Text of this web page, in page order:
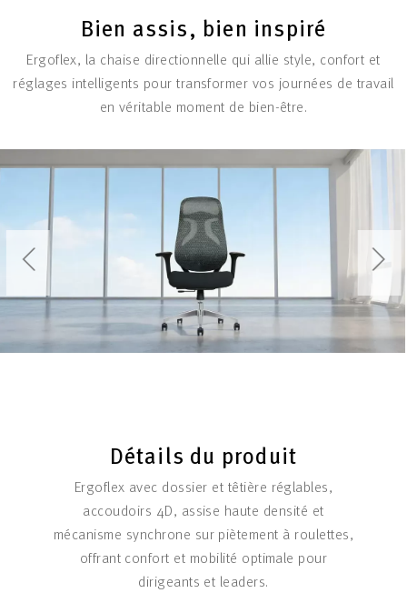
Bien assis, bien inspiré
Ergoflex, la chaise directionnelle qui allie style, confort et
réglages intelligents pour transformer vos journées de travail
en véritable moment de bien-être.
Détails du produit
Ergoflex avec dossier et têtière réglables,
accoudoirs 4D, assise haute densité et
mécanisme synchrone sur piètement à roulettes,
offrant confort et mobilité optimale pour
dirigeants et leaders.